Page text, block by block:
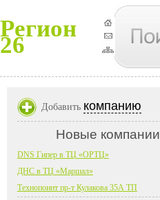
Регион
26
Добавить компанию
Новые компании
DNS Гипер в ТЦ «ОРТЦ»
ДНС в ТЦ «Маршал»
Технопоинт пр-т Кулакова 35А ТП